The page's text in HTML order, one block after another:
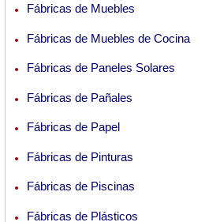
Fábricas de Muebles
Fábricas de Muebles de Cocina
Fábricas de Paneles Solares
Fábricas de Pañales
Fábricas de Papel
Fábricas de Pinturas
Fábricas de Piscinas
Fábricas de Plásticos